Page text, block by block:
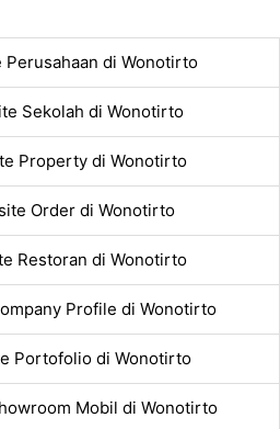
Perusahaan di Wonotirto
Sekolah di Wonotirto
Property di Wonotirto
Order di Wonotirto
Restoran di Wonotirto
Profile di Wonotirto
Portofolio di Wonotirto
Mobil di Wonotirto